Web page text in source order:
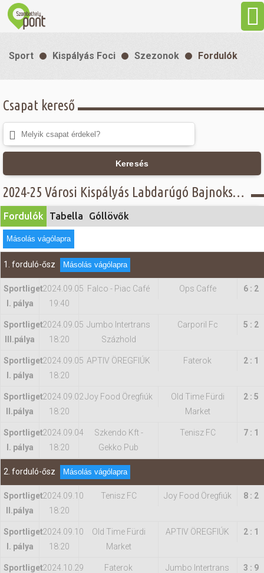
Látnivalók
Gasztronómia
Szállás
Sport
Szabadidő
Hasznos
Sport Kispályás Foci Szezonok Fordulók
Csapat kereső
Keresés
2024-25 Városi Kispályás Labdarúgó Bajnokság - Fordulók - Öregfiúk csoport
Fordulók Tabella Góllövők
Másolás vágólapra
1. forduló-ősz Másolás vágólapra
Sportliget
I. pálya
2024.09.05
19:40
Falco - Piac Café Ops Caffe 6 : 2
Sportliget
IIl.pálya
2024.09.05
18:20
Jumbo Intertrans
Százhold
Carporil Fc 5 : 2
Sportliget
I. pálya
2024.09.05
18:20
APTIV ÖREGFIÚK Faterok 2 : 1
Sportliget
II.pálya
2024.09.02
18:20
Joy Food Öregfiúk
Old Time Fürdi
Market
2 : 5
Sportliget
I. pálya
2024.09.04
18:20
Szkendo Kft -
Gekko Pub
Tenisz FC 7 : 1
2. forduló-ősz Másolás vágólapra
Sportliget
II.pálya
2024.09.10
18:20
Tenisz FC Joy Food Öregfiúk 8 : 2
Sportliget
I. pálya
2024.09.10
18:20
Old Time Fürdi
Market
APTIV ÖREGFIÚK 2 : 1
Sportliget2024.10.29
Faterok
Jumbo Intertrans
3 : 9